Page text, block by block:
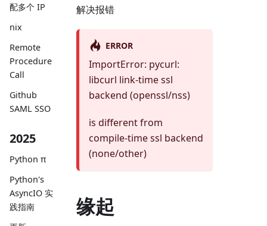
配多个 IP
nix
Remote
Procedure
Call
Github
SAML SSO
2025
Python π
Python's
AsyncIO 实
践指南
解决报错
ERROR
ImportError: pycurl:
libcurl link-time ssl
backend (openssl/nss)
is different from
compile-time ssl backend
(none/other)
缘起